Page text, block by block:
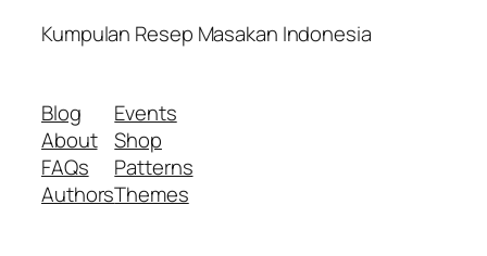
Kumpulan Resep Masakan Indonesia
Blog
About
FAQs
Authors
Events
Shop
Patterns
Themes